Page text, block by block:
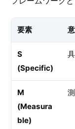
要素
S
(Specific)
M
(Measura
ble)